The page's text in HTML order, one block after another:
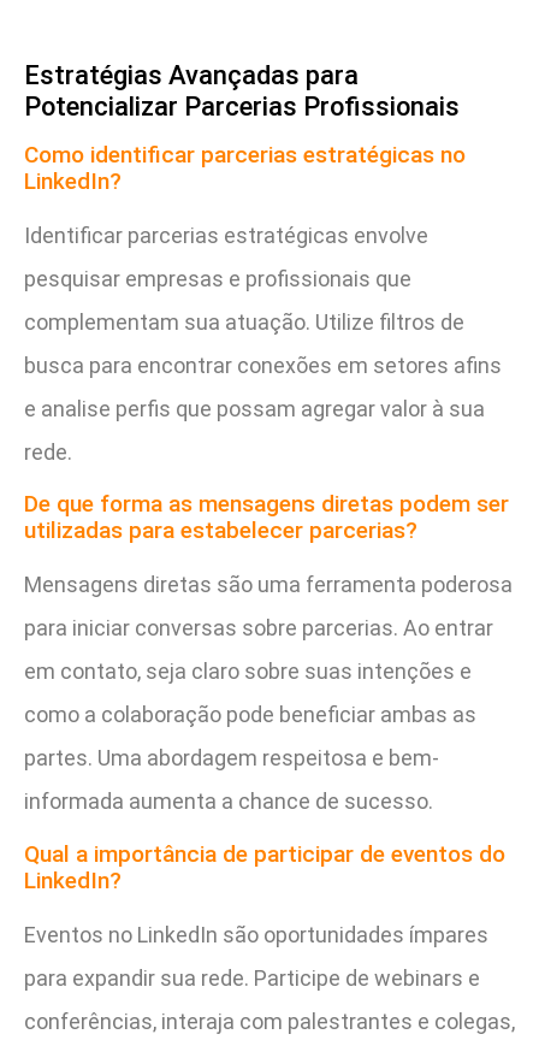
Estratégias Avançadas para
Potencializar Parcerias Profissionais
Como identificar parcerias estratégicas no
LinkedIn?
Identificar parcerias estratégicas envolve
pesquisar empresas e profissionais que
complementam sua atuação. Utilize filtros de
busca para encontrar conexões em setores afins
e analise perfis que possam agregar valor à sua
rede.
De que forma as mensagens diretas podem ser
utilizadas para estabelecer parcerias?
Mensagens diretas são uma ferramenta poderosa
para iniciar conversas sobre parcerias. Ao entrar
em contato, seja claro sobre suas intenções e
como a colaboração pode beneficiar ambas as
partes. Uma abordagem respeitosa e bem-
informada aumenta a chance de sucesso.
Qual a importância de participar de eventos do
LinkedIn?
Eventos no LinkedIn são oportunidades ímpares
para expandir sua rede. Participe de webinars e
conferências, interaja com palestrantes e colegas,